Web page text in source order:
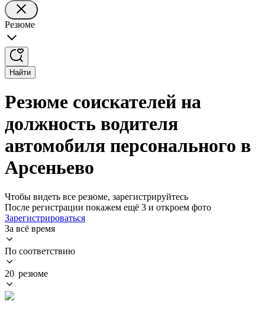
Резюме
Найти
Резюме соискателей на
должность водителя
автомобиля персонального в
Арсеньево
Чтобы видеть все резюме, зарегистрируйтесь
После регистрации покажем ещё 3 и откроем фото
Зарегистрироваться
За всё время
По соответствию
20 резюме